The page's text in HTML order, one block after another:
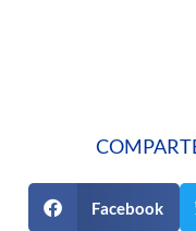
Facebook